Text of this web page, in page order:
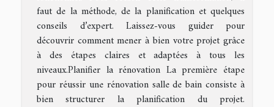
faut de la méthode, de la planification et quelques
conseils d’expert. Laissez-vous guider pour
découvrir comment mener à bien votre projet grâce
à des étapes claires et adaptées à tous les
niveaux.Planifier la rénovation La première étape
pour réussir une rénovation salle de bain consiste à
bien structurer la planification du projet.